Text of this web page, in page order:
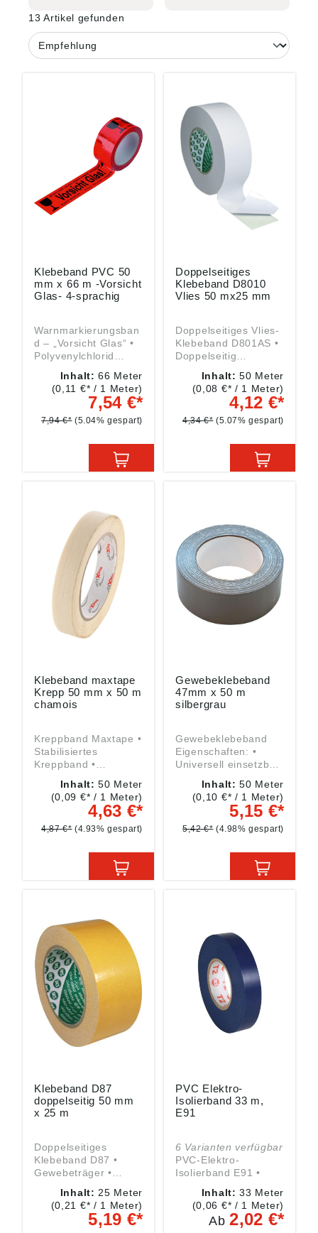
13 Artikel gefunden
Klebeband PVC 50
mm x 66 m -Vorsicht
Glas- 4-sprachig
Warnmarkierungsban
d – „Vorsicht Glas“ •
Polyvenylchlorid
Kautschukkleber •
Für universelle
Verpackungen
Inhalt:66 Meter
(0,11 €* / 1 Meter)
7,54 €*
7,94 €* (5.04% gespart)
Doppelseitiges
Klebeband D8010
Vlies 50 mx25 mm
Doppelseitiges Vlies-
Klebeband D801AS •
Doppelseitig
beschichtet mit einem
stark klebenden
Acrylatkleber • Zum
Spleißen von Papier,
Befestigen von
Montagehilfe •
Temperaturbeständig
keit: –20 °C bis +100
°C
Inhalt:50 Meter
(0,08 €* / 1 Meter)
4,12 €*
4,34 €* (5.07% gespart)
Klebeband maxtape
Krepp 50 mm x 50 m
chamois
Kreppband Maxtape •
Stabilisiertes
Kreppband •
Banddicke 0,1 mm •
Hitzebeständig bis 80
Abdichten, Bündeln
Inhalt:50 Meter
(0,09 €* / 1 Meter)
4,63 €*
4,87 €* (4.93% gespart)
Gewebeklebeband
47mm x 50 m
silbergrau
Gewebeklebeband
Eigenschaften: •
Universell einsetzbar
dank Abriss ohne
Hilfsmittel •
Witterungsbeständig
• Wasserdicht • Sehr
Inhalt:50 Meter
(0,10 €* / 1 Meter)
5,15 €*
5,42 €* (4.98% gespart)
Klebeband D87
doppelseitig 50 mm
x 25 m
Doppelseitiges
Klebeband D87 •
Gewebeträger •
Kautschukkleber •
Beschichtung
doppelseitig •
Inhalt: 25 Meter
(0,21 €* / 1 Meter)
5,19 €*
PVC Elektro-
Isolierband 33 m,
E91
6 Varianten verfügbar
PVC-Elektro-
Isolierband E91 •
einseitig mit einem
vernetzten
Kautschukkleber
Inhalt:33 Meter
(0,06 €* / 1 Meter)
Ab2,02 €*